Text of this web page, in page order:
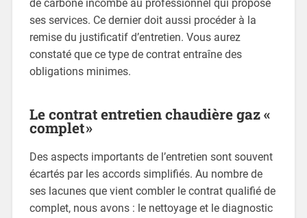
de carbone incombe au professionnel qui propose
ses services. Ce dernier doit aussi procéder à la
remise du justificatif d’entretien. Vous aurez
constaté que ce type de contrat entraîne des
obligations minimes.
Le contrat entretien chaudière gaz «
complet »
Des aspects importants de l’entretien sont souvent
écartés par les accords simplifiés. Au nombre de
ses lacunes que vient combler le contrat qualifié de
complet, nous avons : le nettoyage et le diagnostic